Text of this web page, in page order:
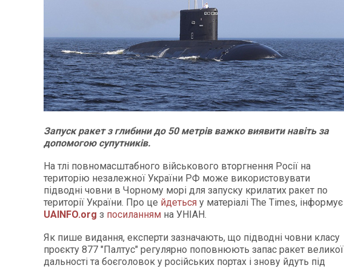
Запуск ракет з глибини до 50 метрів важко виявити навіть за
допомогою супутників.
На тлі повномасштабного військового вторгнення Росії на
територію незалежної України РФ може використовувати
підводні човни в Чорному морі для запуску крилатих ракет по
території України. Про це йдеться у матеріалі The Times, інформує
UAINFO.org з посиланням на УНІАН.
Як пише видання, експерти зазначають, що підводні човни класу
проєкту 877 "Палтус" регулярно поповнюють запас ракет великої
дальності та боєголовок у російських портах і знову йдуть під